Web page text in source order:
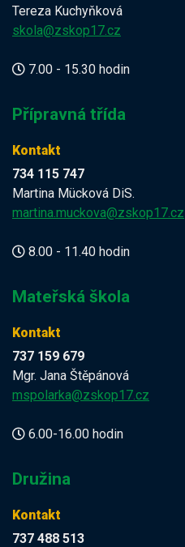
Tereza Kuchyňková
skola@zskop17.cz
7.00 - 15.30 hodin
Přípravná třída
Kontakt
734 115 747
Martina Mücková DiS.
martina.muckova@zskop17.cz
8.00 - 11.40 hodin
Mateřská škola
Kontakt
737 159 679
Mgr. Jana Štěpánová
mspolarka@zskop17.cz
6.00-16.00 hodin
Družina
Kontakt
737 488 513